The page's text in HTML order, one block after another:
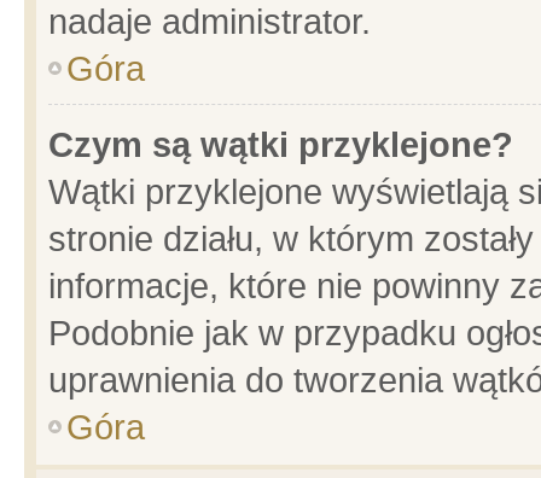
nadaje administrator.
Góra
Czym są wątki przyklejone?
Wątki przyklejone wyświetlają
stronie działu, w którym
informacje, które nie powinny
Podobnie jak w przypadku
uprawnienia do tworzenia
Góra